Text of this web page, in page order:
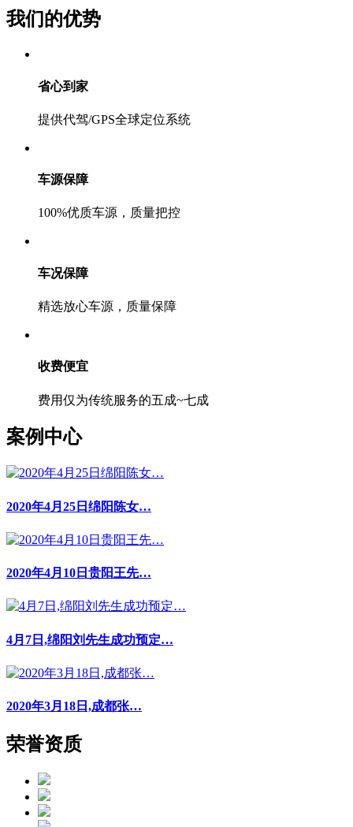
我们的优势
省心到家
提供代驾/GPS全球定位系统
车源保障
100%优质车源，质量把控
车况保障
精选放心车源，质量保障
收费便宜
费用仅为传统服务的五成~七成
案例中心
2020年4月25日绵阳陈女…
2020年4月10日贵阳王先…
4月7日,绵阳刘先生成功预定…
2020年3月18日,成都张…
荣誉资质